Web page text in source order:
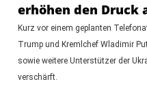
erhöhen den Druck
Kurz vor einem geplanten
Trump und Kremlchef Wladimir
sowie weitere Unterstützer der
verschärft.